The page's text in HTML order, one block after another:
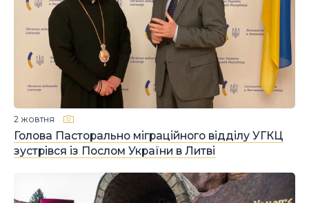
Голова Пасторально міграційного відділу УГКЦ
зустрівся із Послом України в Литві
2 жовтня